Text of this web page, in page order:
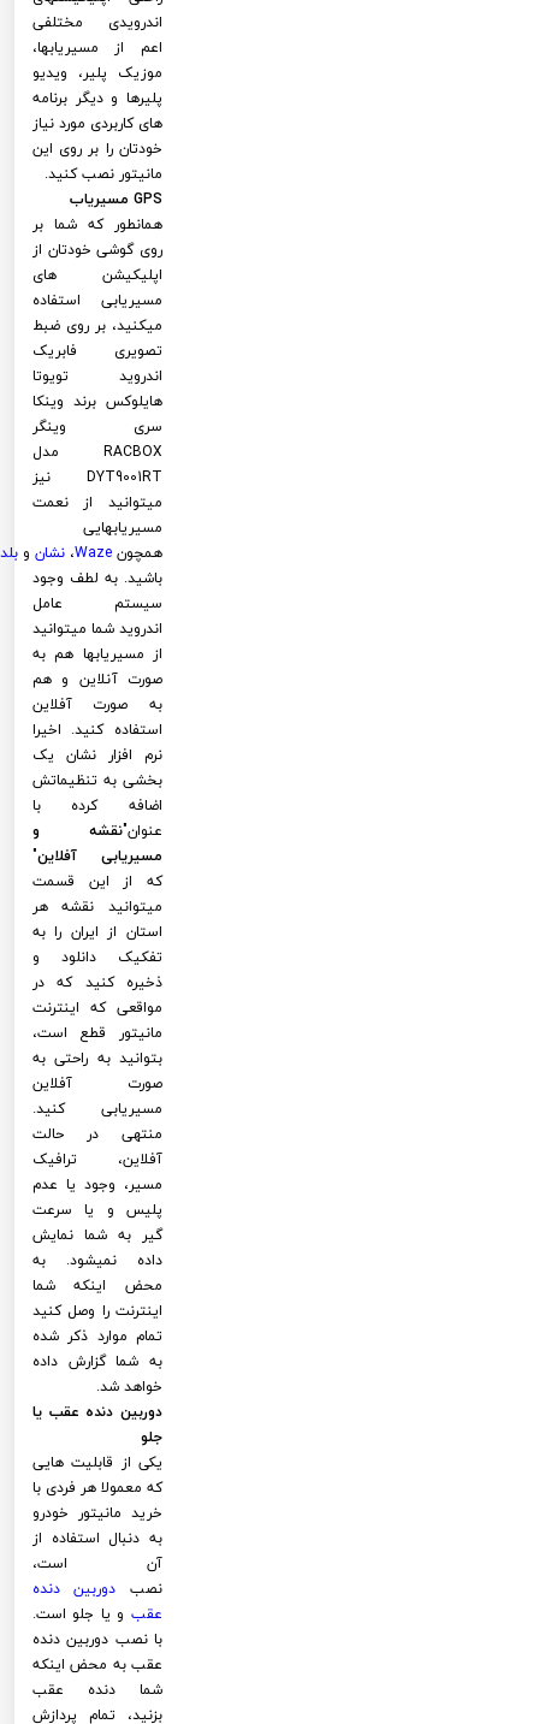
اندرویدی مختلفی
اعم از مسیریابها،
موزیک پلیر، ویدیو
پلیرها و دیگر برنامه
های کاربردی مورد نیاز
خودتان را بر روی این
مانیتور نصب کنید.
GPS مسیریاب
همانطور که شما بر
روی گوشی خودتان از
اپلیکیشن های
مسیریابی استفاده
میکنید، بر روی ضبط
تصویری فابریک
اندروید تویوتا
هایلوکس برند وینکا
سری وینگر
RACBOX مدل
DYT9001RT نیز
میتوانید از نعمت
مسیریابهایی
همچونWaze، نشان و بلد
باشید. به لطف وجود
سیستم عامل
اندروید شما میتوانید
از مسیریابها هم به
صورت آنلاین و هم
به صورت آفلاین
استفاده کنید. اخیرا
نرم افزار نشان یک
بخشی به تنظیماتش
اضافه کرده با
عنوان"نقشه و
مسیریابی آفلاین"
که از این قسمت
میتوانید نقشه هر
استان از ایران را به
تفکیک دانلود و
ذخیره کنید که در
مواقعی که اینترنت
مانیتور قطع است،
بتوانید به راحتی به
صورت آفلاین
مسیریابی کنید.
منتهی در حالت
آفلاین، ترافیک
مسیر، وجود یا عدم
پلیس و یا سرعت
گیر به شما نمایش
داده نمیشود. به
محض اینکه شما
اینترنت را وصل کنید
تمام موارد ذکر شده
به شما گزارش داده
خواهد شد.
دوربین دنده عقب یا
جلو
یکی از قابلیت هایی
که معمولا هر فردی با
خرید مانیتور خودرو
به دنبال استفاده از
آن است،
نصب دوربین دنده
عقب و یا جلو است.
با نصب دوربین دنده
عقب به محض اینکه
شما دنده عقب
بزنید، تمام پردازش